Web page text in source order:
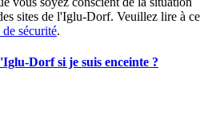
sites de l'Iglu-Dorf. Veuillez lire à ce
sécurité.
Dorf si je suis enceinte ?